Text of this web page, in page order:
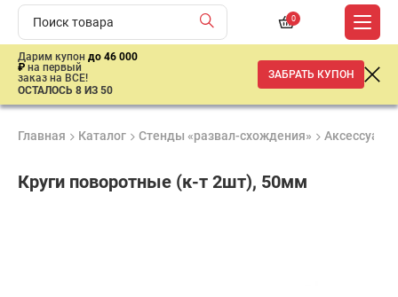
0
Дарим купон до 46 000
₽ на первый
заказ на ВСЕ!
ОСТАЛОСЬ 8 ИЗ 50
ЗАБРАТЬ КУПОН
Главная Каталог Стенды «развал-схождения»
Круги поворотные (к-т 2шт), 50мм